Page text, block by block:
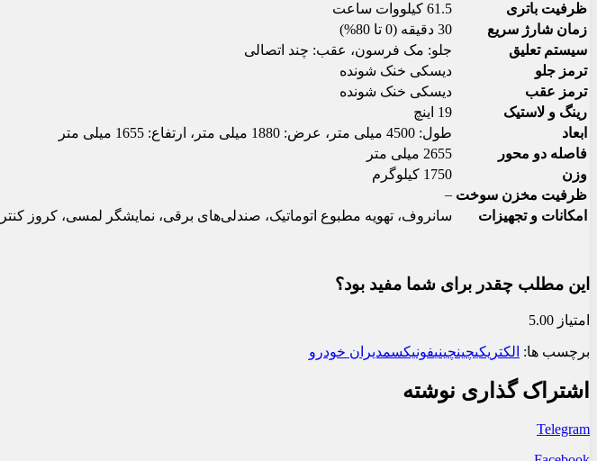
ظرفیت باتری
61.5 کیلووات ساعت
زمان شارژ سریع
30 دقیقه (0 تا 80%)
سیستم تعلیق
جلو: مک فرسون، عقب: چند اتصالی
ترمز جلو
دیسکی خنک شونده
ترمز عقب
دیسکی خنک شونده
رینگ و لاستیک
19 اینچ
ابعاد
طول: 4500 میلی متر، عرض: 1880 میلی متر، ارتفاع: 1655 میلی متر
فاصله دو محور
2655 میلی متر
وزن
1750 کیلوگرم
ظرفیت مخزن سوخت –
امکانات و تجهیزات
سانروف، تهویه مطبوع اتوماتیک، صندلی‌های برقی، نمایشگر لمسی، کروز کنترل، فرمان برقی، دوربین‌های 360
این مطلب چقدر برای شما مفید بود؟
امتیاز 5.00
برچسب ها: الکتریکیچینچینیفونیکسمدیران خودرو
اشتراک گذاری نوشته
Telegram